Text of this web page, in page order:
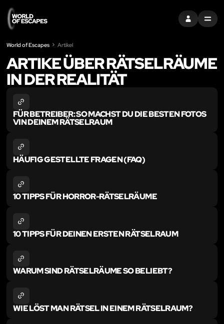
EINTRAGEN
MENU
World of Escapes Artikel
ARTIKE ÜBER RÄTSELRÄUME
IN DER REALITÄT
FÜR BETREIBER: SO MACHST DU DIE BESTEN FOTOS
VIN DEINEM RÄTSELRAUM
HÄUFIG GESTELLTE FRAGEN (FAQ)
10 TIPPS FÜR HORROR-RÄTSELRÄUME
10 TIPPS FÜR DEINEN ERSTEN RÄTSELRAUM
WARUM SIND RÄTSELRÄUME SO BELIEBT?
WIE LÖST MAN RÄTSEL IN EINEM RÄTSELRAUM?